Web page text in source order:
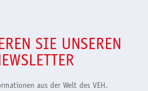
SIE UNSEREN
aus der Welt des VEH.